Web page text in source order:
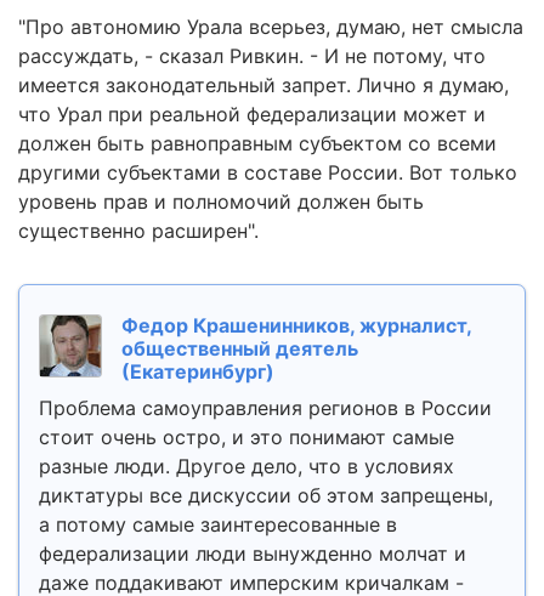
"Про автономию Урала всерьез, думаю, нет смысла
рассуждать, - сказал Ривкин. - И не потому, что
имеется законодательный запрет. Лично я думаю,
что Урал при реальной федерализации может и
должен быть равноправным субъектом со всеми
другими субъектами в составе России. Вот только
уровень прав и полномочий должен быть
существенно расширен".
Федор Крашенинников, журналист,
общественный деятель
(Екатеринбург)
Проблема самоуправления регионов в России
стоит очень остро, и это понимают самые
разные люди. Другое дело, что в условиях
диктатуры все дискуссии об этом запрещены,
а потому самые заинтересованные в
федерализации люди вынужденно молчат и
даже поддакивают имперским кричалкам -